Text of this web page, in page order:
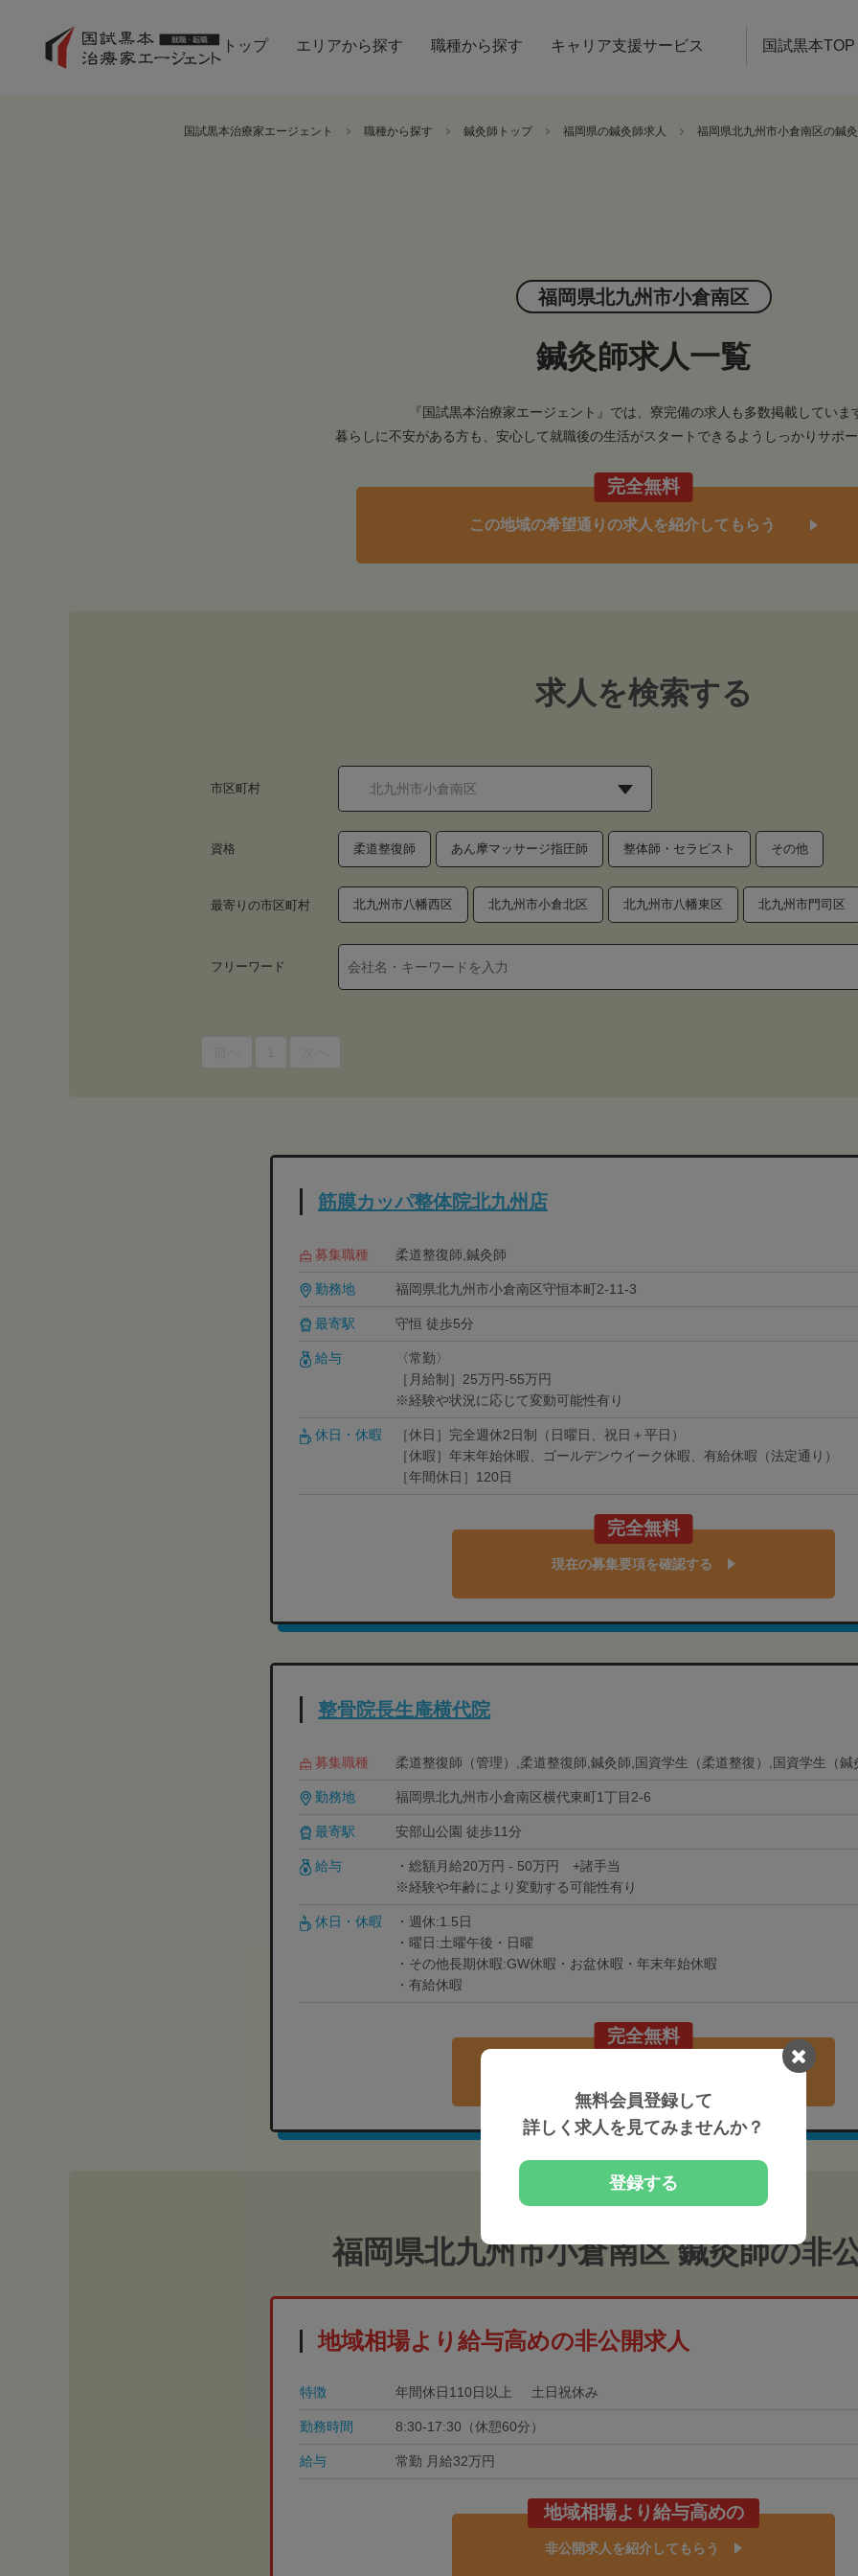
トップ エリアから探す 職種から探す キャリア支援サービス 国試黒本TOP
国試黒本治療家エージェント 職種から探す 鍼灸師トップ 福岡県の鍼灸師求人 福岡県北九州市小倉南区の鍼
福岡県北九州市小倉南区
鍼灸師求人一覧
『国試黒本治療家エージェント』では、寮完備の求人も多数掲載していま
暮らしに不安がある方も、安心して就職後の生活がスタートできるようしっかりサポ
完全無料
この地域の希望通りの求人を紹介してもらう
求人を検索する
市区町村
資格 柔道整復師 あん摩マッサージ指圧師 整体師・セラピスト その他
最寄りの市区町村 北九州市八幡西区 北九州市小倉北区 北九州市八幡東区 北九州市門司区
フリーワード
筋膜カッパ整体院北九州店
募集職種 柔道整復師,鍼灸師
勤務地 福岡県北九州市小倉南区守恒本町2-11-3
最寄駅 守恒 徒歩5分
給与
〈常勤〉
［月給制］25万円-55万円
※経験や状況に応じて変動可能性有り
休日・休暇
［休日］完全週休2日制（日曜日、祝日＋平日）
［休暇］年末年始休暇、ゴールデンウイーク休暇、有給休暇（法定通り）
［年間休日］120日
完全無料
現在の募集要項を確認する
整骨院長生庵横代院
募集職種 柔道整復師（管理）,柔道整復師,鍼灸師,国資学生（柔道整復）,国資学生（鍼
勤務地 福岡県北九州市小倉南区横代東町1丁目2-6
最寄駅 安部山公園 徒歩11分
給与
・総額月給20万円 - 50万円 +諸手当
※経験や年齢により変動する可能性有り
休日・休暇
・週休:1.5日
・曜日:土曜午後・日曜
・その他長期休暇:GW休暇・お盆休暇・年末年始休暇
・有給休暇
完全無料
福岡県北九州市小倉南区 鍼灸師の非
地域相場より給与高めの非公開求人
特徴 年間休日110日以上 土日祝休み
勤務時間 8:30-17:30（休憩60分）
給与 常勤 月給32万円
地域相場より給与高めの
非公開求人を紹介してもらう
無料会員登録して
詳しく求人を見てみませんか？
登録する